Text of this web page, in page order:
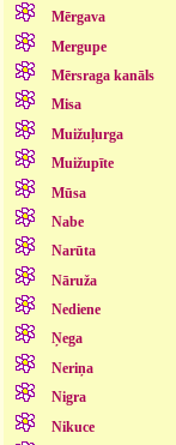
Mērgava
Mergupe
Mērsraga kanāls
Misa
Muižuļurga
Muižupīte
Mūsa
Nabe
Narūta
Nāruža
Nediene
Ņega
Neriņa
Nigra
Nikuce